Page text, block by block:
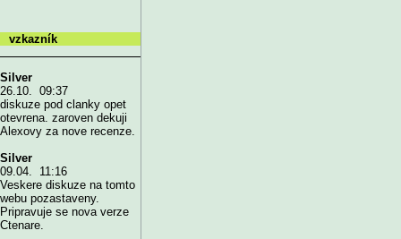
vzkazník
Silver
26.10. 09:37
diskuze pod clanky opet
otevrena. zaroven dekuji
Alexovy za nove recenze.
Silver
09.04. 11:16
Veskere diskuze na tomto
webu pozastaveny.
Pripravuje se nova verze
Ctenare.